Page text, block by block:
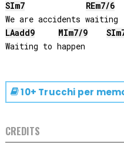
SIm7 REm7/6
LAadd9 MIm7/9 SI
10+ Trucchi per
CREDITS